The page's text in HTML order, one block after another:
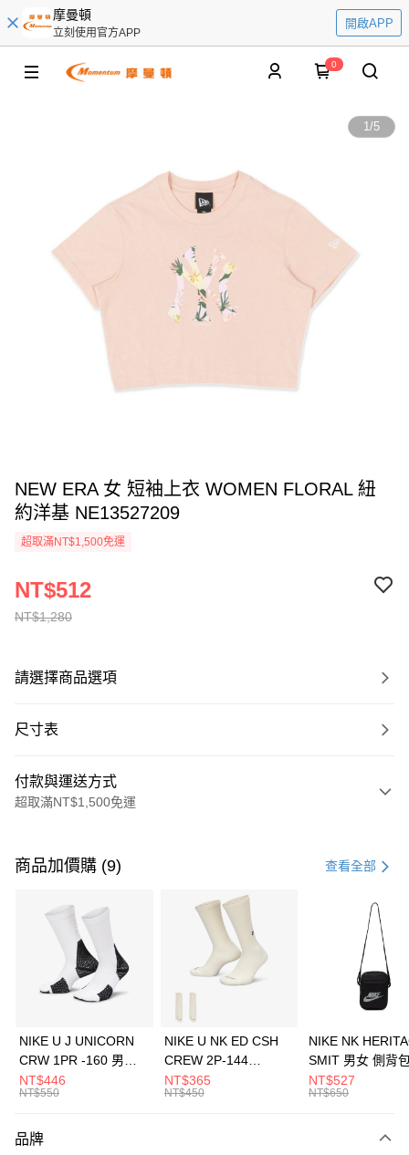
摩曼頓
立刻使用官方APP
開啟APP
0
1/5
NEW ERA 女 短袖上衣 WOMEN FLORAL 紐
約洋基 NE13527209
超取滿NT$1,500免運
NT$1,280
NT$512
請選擇商品選項
尺寸表
付款與運送方式
超取滿NT$1,500免運
信用卡一次付款
3 期 0 利率 每期 21家銀行
合作金庫商業銀行
第一商業銀行
華南商業銀行
彰化商業銀行
上海商業儲蓄銀行
元大商業銀行
台灣樂天信用卡公司
Apple Pay
全盈+PAY
AFTEE先享後付
【關於「AFTEE先享後付」】
商品加價購 (9) 查看全部
NIKE U J UNICORN
CRW 1PR -160 男女
中統襪 FZ3393100
NT$446
NT$550
NIKE U NK ED CSH
CREW 2P-144
EMBRDY 男女 短統襪
FZ3073133
NT$365
NT$450
NIKE NK
SMIT 男女 側背
BA5871010
NT$527
NT$650
品牌